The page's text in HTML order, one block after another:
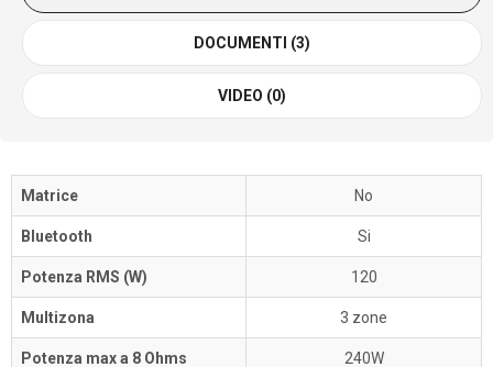
DOCUMENTI (3)
VIDEO (0)
Matrice No
Bluetooth Si
Potenza RMS (W) 120
Multizona 3 zone
Potenza max a 8 Ohms 240W